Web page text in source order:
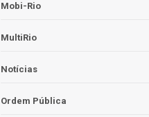
Mobi-Rio
MultiRio
Notícias
Ordem Pública